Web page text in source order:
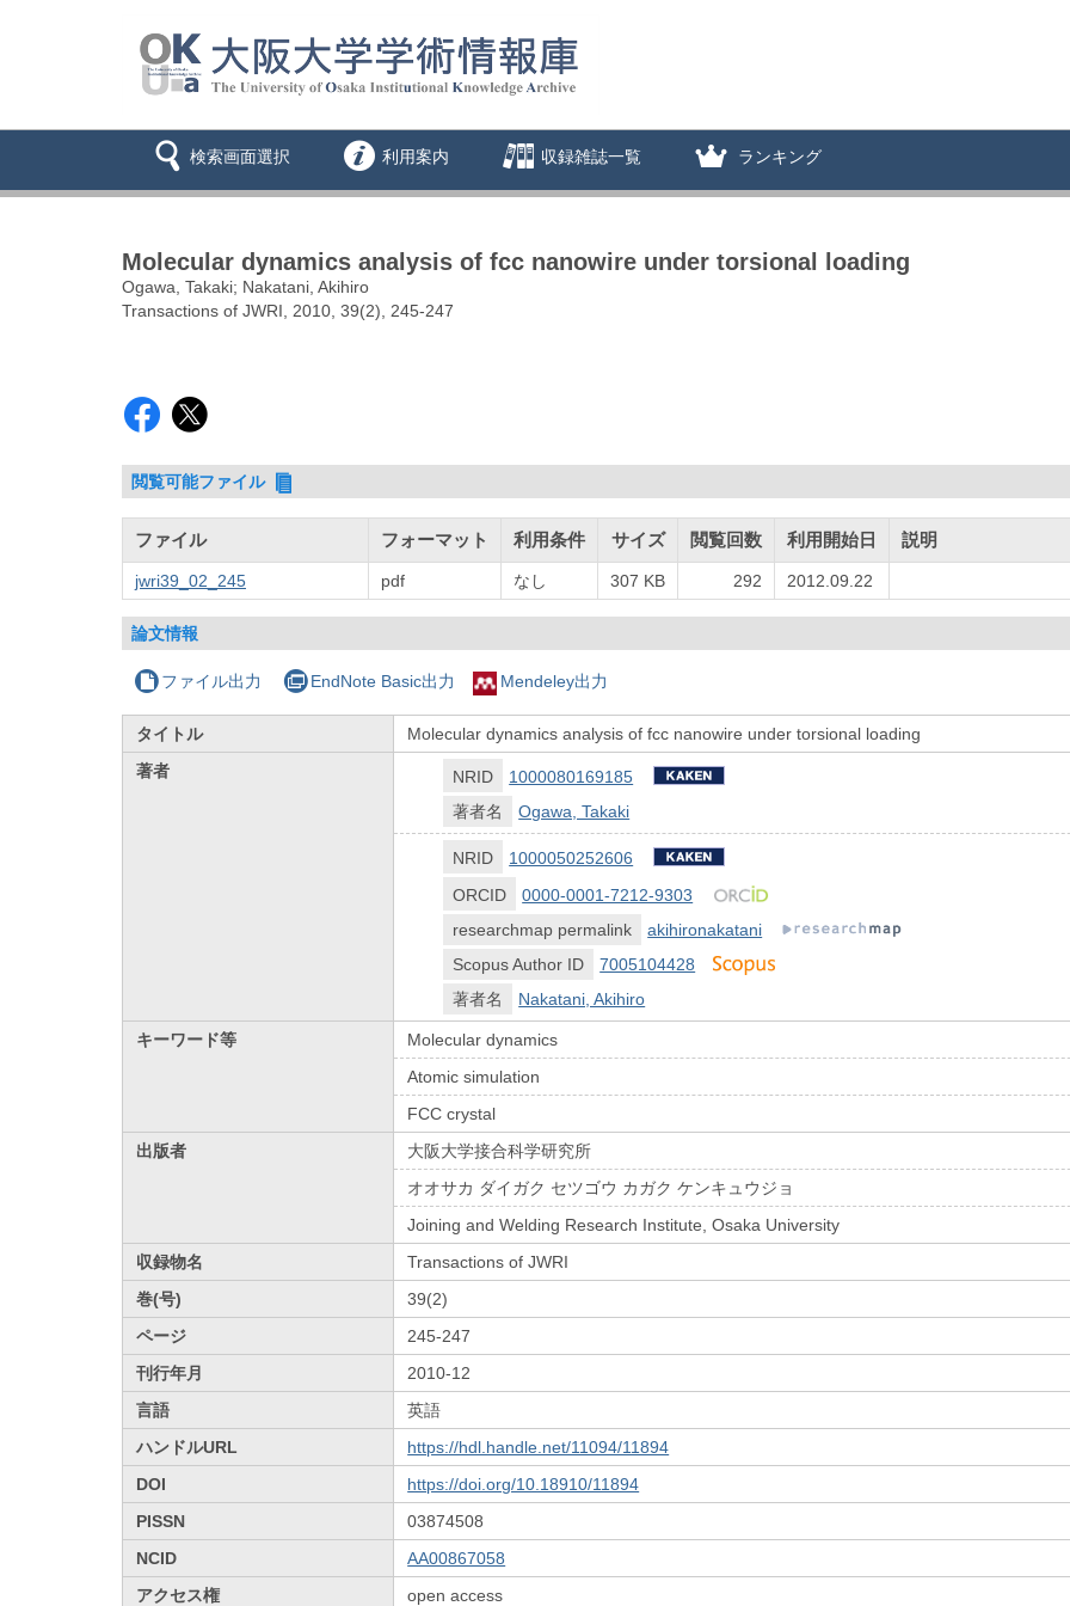
検索画面選択 利用案内 収録雑誌一覧 ランキング
Molecular dynamics analysis of fcc nanowire under torsional loading
Ogawa, Takaki; Nakatani, Akihiro
Transactions of JWRI, 2010, 39(2), 245-247
閲覧可能ファイル
ファイル フォーマット 利用条件 サイズ 閲覧回数 利用開始日 説明
jwri39_02_245 pdf なし 307 KB 292 2012.09.22
論文情報
ファイル出力 EndNote Basic出力 Mendeley出力
タイトル
Molecular dynamics analysis of fcc nanowire under torsional loading
著者
NRID
1000080169185
著者名
Ogawa, Takaki
NRID
1000050252606
ORCID
0000-0001-7212-9303
researchmap permalink
akihironakatani
Scopus Author ID
7005104428
著者名
Nakatani, Akihiro
キーワード等
Molecular dynamics
Atomic simulation
FCC crystal
出版者
大阪大学接合科学研究所
オオサカ ダイガク セツゴウ カガク ケンキュウジョ
Joining and Welding Research Institute, Osaka University
収録物名
Transactions of JWRI
巻(号)
39(2)
ページ
245-247
刊行年月
2010-12
言語
英語
ハンドルURL
https://hdl.handle.net/11094/11894
DOI
https://doi.org/10.18910/11894
PISSN
03874508
NCID
AA00867058
アクセス権
open access